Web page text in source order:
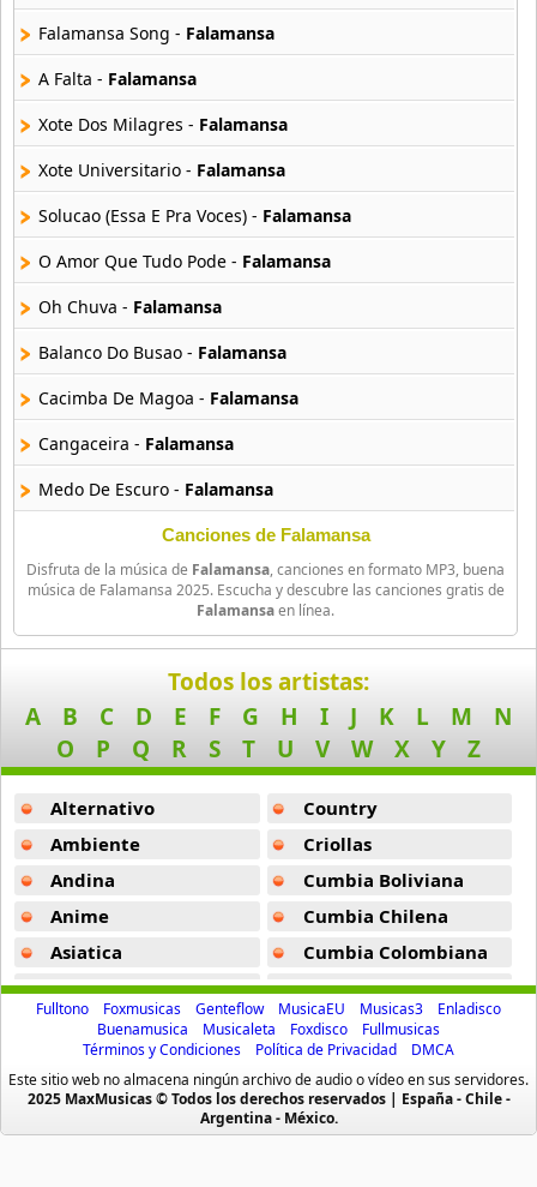
12 músicas online
Antonio Carlos Jobim
68 músicas online
Antonio Carlos Jobin
30 músicas online
Antonio Chainho
13 músicas online
Arena Caliente
9 músicas online
Asa De Aguia
28 músicas online
Astrud Gilberto
38 músicas online
Avioes De Foro
Axe Bahia
103 músicas online
Babado Novo
Bailables Del Puerto
13 músicas online
Baladas Brasileras
17 músicas online
Banda Calypso
32 músicas online
Falamansa Song - Falamansa
A Falta - Falamansa
Xote Dos Milagres - Falamansa
Xote Universitario - Falamansa
Solucao (Essa E Pra Voces) - Falamansa
O Amor Que Tudo Pode - Falamansa
Oh Chuva - Falamansa
Balanco Do Busao - Falamansa
Cacimba De Magoa - Falamansa
Cangaceira - Falamansa
Medo De Escuro - Falamansa
Um Pouco Mais De Fe -Falamansa
Fique Com A Saudade -Falamansa
Canciones de Falamansa
Disfruta de la música de Falamansa, canciones en formato MP3, buena
música de Falamansa 2025. Escucha y descubre las canciones gratis de
Falamansaen línea.
Todos los artistas:
A
B C D E F G H I J K L M
N
O
P Q R S T U V W X Y Z
Alternativo
Ambiente
Andina
Anime
Asiatica
Atevip
Bachatas
Baladas
Baladas De Oro
Baladas En Ingles
Country
Criollas
Cumbia Boliviana
Cumbia Chilena
Cumbia Colombiana
Cumbia Ecuatoriana
Cumbia Mexicana
Cumbia Pop
Cumbia Surena
Cumbias
Fulltono Foxmusicas Genteflow MusicaEU Musicas3
Enladisco
Buenamusica
Musicaleta Foxdisco
Fullmusicas
Términos y Condiciones
Política de Privacidad
DMCA
Este sitio web no almacena ningún archivo de audio o vídeo en sus servidores.
2025 MaxMusicas © Todos los derechos reservados | España - Chile -
Argentina - México.